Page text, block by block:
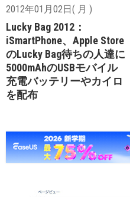
2012年01月02日( 月 )
Lucky Bag 2012：
iSmartPhone、Apple Store
のLucky Bag待ちの人達に
5000mAhのUSBモバイル
充電バッテリーやカイロ
を配布